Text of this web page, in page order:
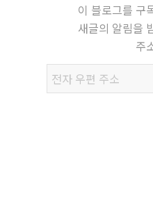
이 블로그를 구
새글의 알림을
주